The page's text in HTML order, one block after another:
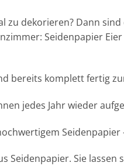
zu dekorieren? Dann
Seidenpapier
bereits komplett fertig
jedes Jahr wieder
Seidenpapier. Sie